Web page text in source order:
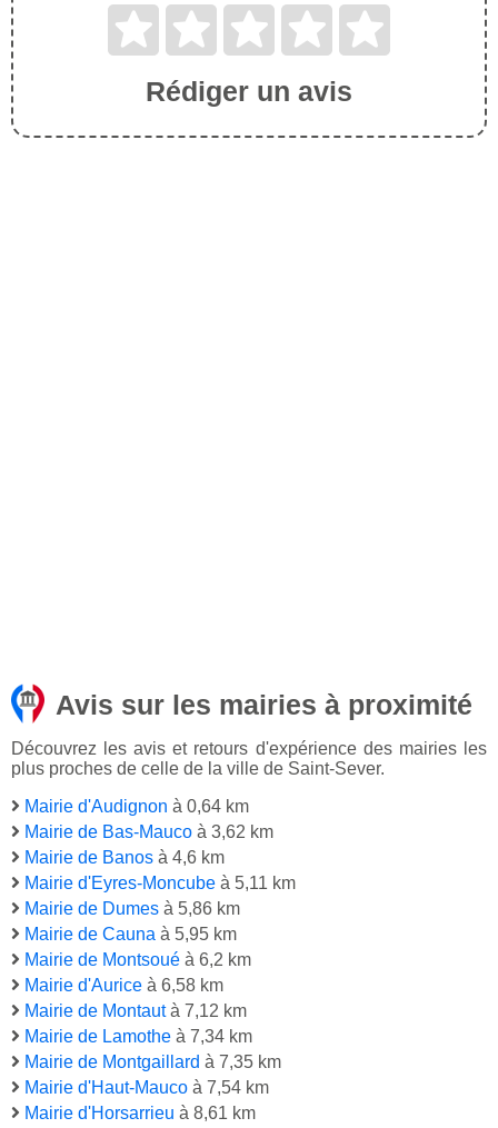
Rédiger un avis
Avis sur les mairies à proximité
Découvrez les avis et retours d'expérience des mairies les
plus proches de celle de la ville de Saint-Sever.
Mairie d'Audignon à 0,64 km
Mairie de Bas-Mauco à 3,62 km
Mairie de Banos à 4,6 km
Mairie d'Eyres-Moncube à 5,11 km
Mairie de Dumes à 5,86 km
Mairie de Cauna à 5,95 km
Mairie de Montsoué à 6,2 km
Mairie d'Aurice à 6,58 km
Mairie de Montautà 7,12 km
Mairie de Lamothe à 7,34 km
Mairie de Montgaillard à 7,35 km
Mairie d'Haut-Mauco à 7,54 km
Mairie d'Horsarrieu à 8,61 km